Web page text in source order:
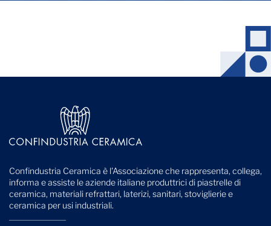
Confindustria Ceramica è l'Associazione che rappresenta, collega,
informa e assiste le aziende italiane produttrici di piastrelle di
ceramica, materiali refrattari, laterizi, sanitari, stoviglierie e
ceramica per usi industriali.